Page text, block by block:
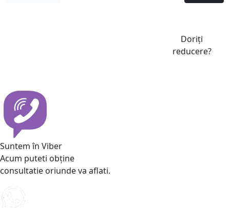
Doriți
reducere?
Suntem în Viber
Acum puteti obține
consultatie oriunde va aflati.